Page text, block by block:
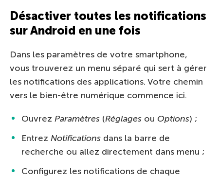
Désactiver toutes les notifications
sur Android en une fois
Dans les paramètres de votre smartphone,
vous trouverez un menu séparé qui sert à gérer
les notifications des applications. Votre chemin
vers le bien-être numérique commence ici.
Ouvrez Paramètres (Réglages ou Options) ;
Entrez Notifications dans la barre de
recherche ou allez directement dans menu ;
Configurez les notifications de chaque